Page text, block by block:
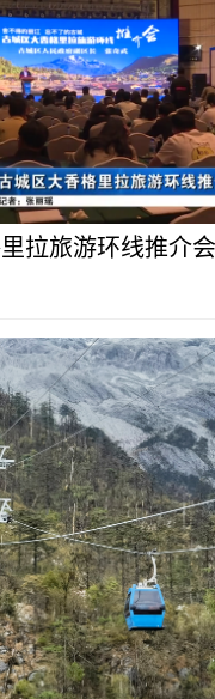
拉旅游环线推介